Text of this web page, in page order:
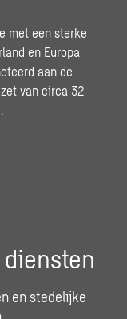
met een sterke
en Europa
aan de
van circa 32
diensten
en stedelijke